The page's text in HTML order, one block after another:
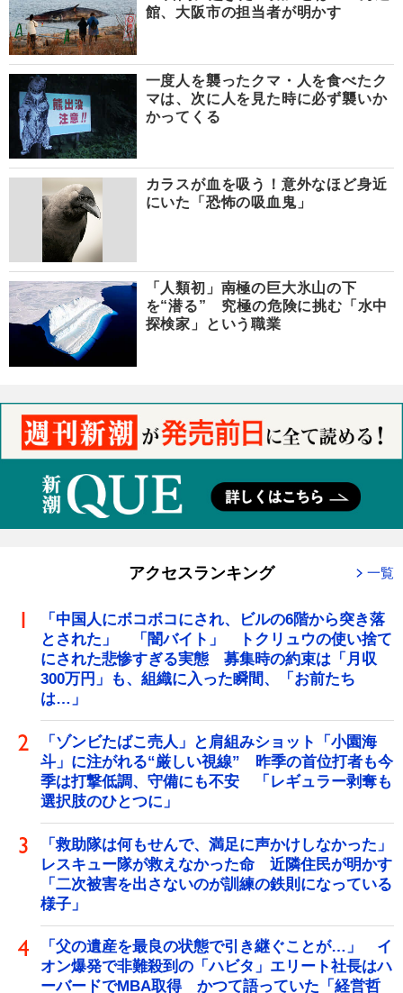
館、大阪市の担当者が明かす
一度人を襲ったクマ・人を食べたク
マは、次に人を見た時に必ず襲いか
かってくる
カラスが血を吸う！意外なほど身近
にいた「恐怖の吸血鬼」
「人類初」南極の巨大氷山の下
を“潜る” 究極の危険に挑む「水中
探検家」という職業
アクセスランキング 一覧
「中国人にボコボコにされ、ビルの6階から突き落
とされた」 「闇バイト」 トクリュウの使い捨て
にされた悲惨すぎる実態 募集時の約束は「月収
300万円」も、組織に入った瞬間、「お前たち
は…」
「ゾンビたばこ売人」と肩組みショット「小園海
斗」に注がれる“厳しい視線” 昨季の首位打者も今
季は打撃低調、守備にも不安 「レギュラー剥奪も
選択肢のひとつに」
「救助隊は何もせんで、満足に声かけしなかった」
レスキュー隊が救えなかった命 近隣住民が明かす
「二次被害を出さないのが訓練の鉄則になっている
様子」
「父の遺産を最良の状態で引き継ぐことが…」 イ
オン爆発で非難殺到の「ハビタ」エリート社長はハ
ーバードでMBA取得 かつて語っていた「経営哲